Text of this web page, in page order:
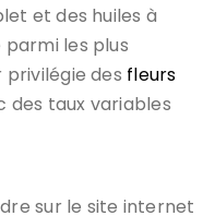
et des huiles à
les plus
des fleurs
des taux variables
sur le site internet